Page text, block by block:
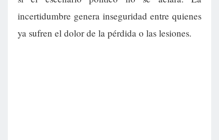
incertidumbre genera inseguridad entre quienes
ya sufren el dolor de la pérdida o las lesiones.